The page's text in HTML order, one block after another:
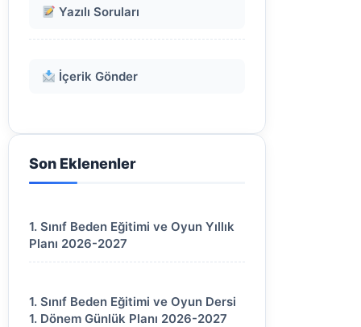
Yazılı Soruları
İçerik Gönder
Son Eklenenler
1. Sınıf Beden Eğitimi ve Oyun Yıllık
Planı 2026-2027
1. Sınıf Beden Eğitimi ve Oyun Dersi
1. Dönem Günlük Planı 2026-2027